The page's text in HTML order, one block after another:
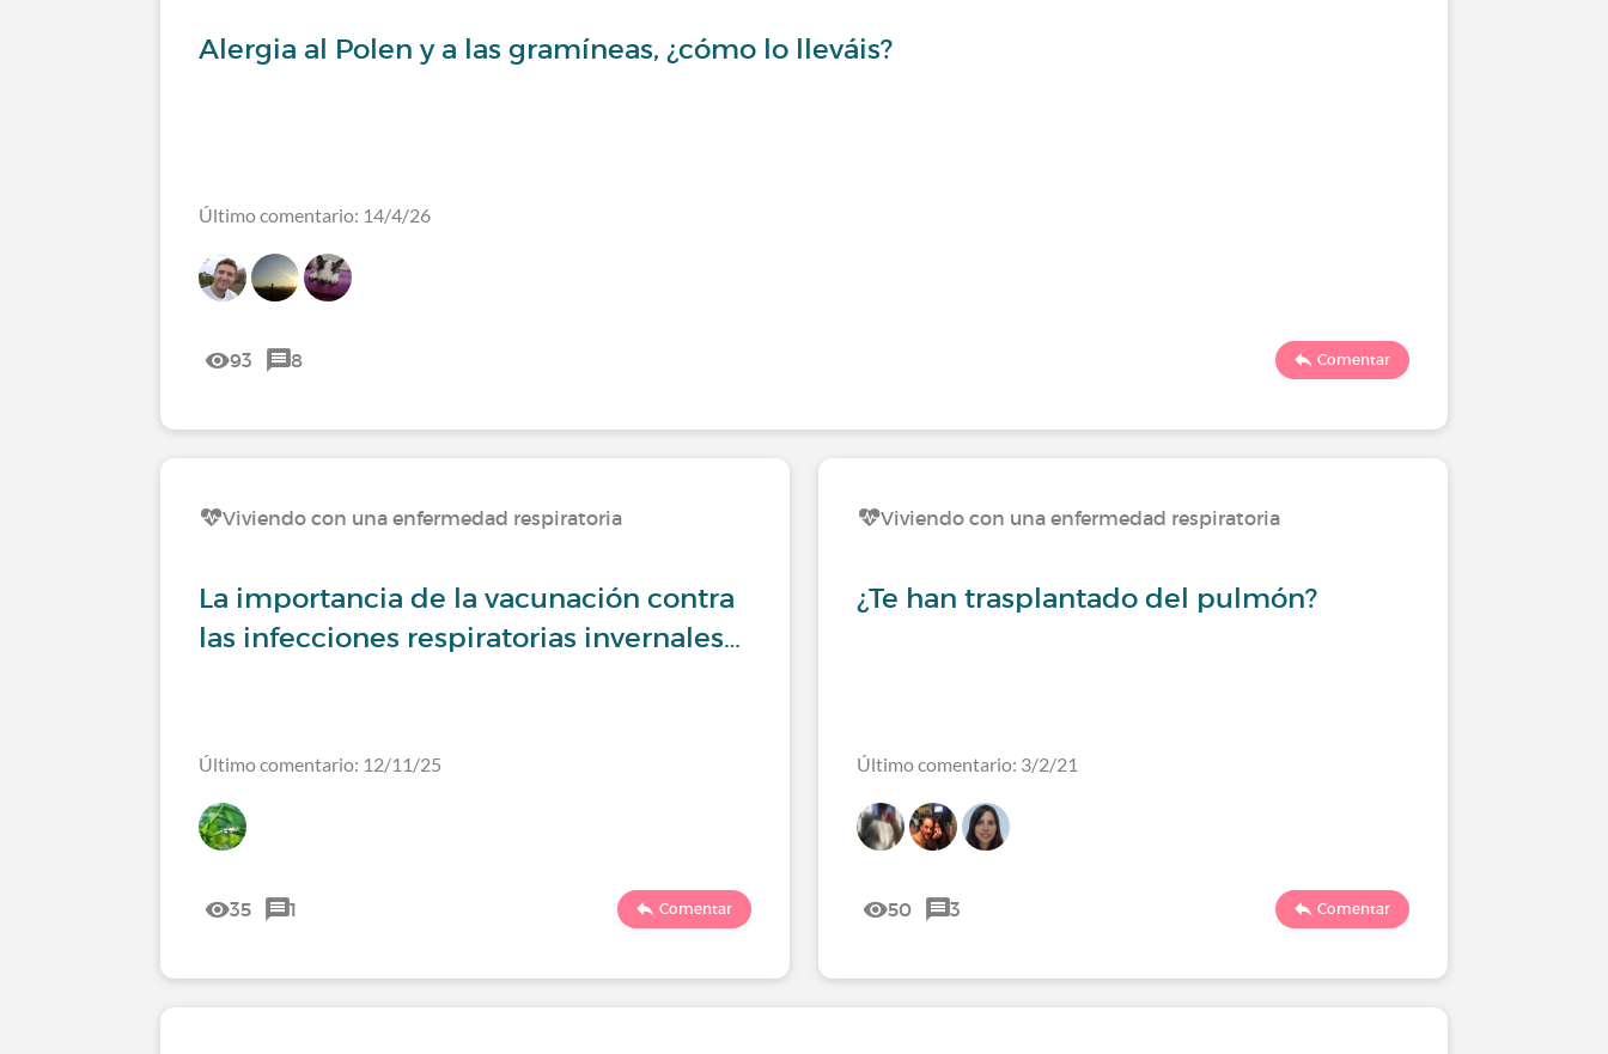
Alergia al Polen y a las gramíneas, ¿cómo lo lleváis?
Último comentario: 14/4/26
93 8 Comentar
Viviendo con una enfermedad respiratoria
La importancia de la vacunación contra
las infecciones respiratorias invernales…
Último comentario: 12/11/25
35 1 Comentar
Viviendo con una enfermedad respiratoria
¿Te han trasplantado del pulmón?
Último comentario: 3/2/21
50 3 Comentar